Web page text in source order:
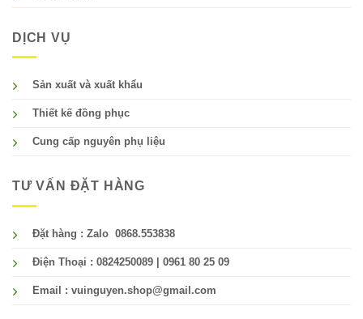
DỊCH VỤ
Sản xuất và xuất khẩu
Thiết kế đồng phục
Cung cấp nguyên phụ liệu
TƯ VẤN ĐẶT HÀNG
Đặt hàng : Zalo 0868.553838
Điện Thoại : 0824250089 | 0961 80 25 09
Email : vuinguyen.shop@gmail.com